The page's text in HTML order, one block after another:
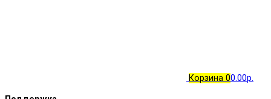
Корзина 00.00р.